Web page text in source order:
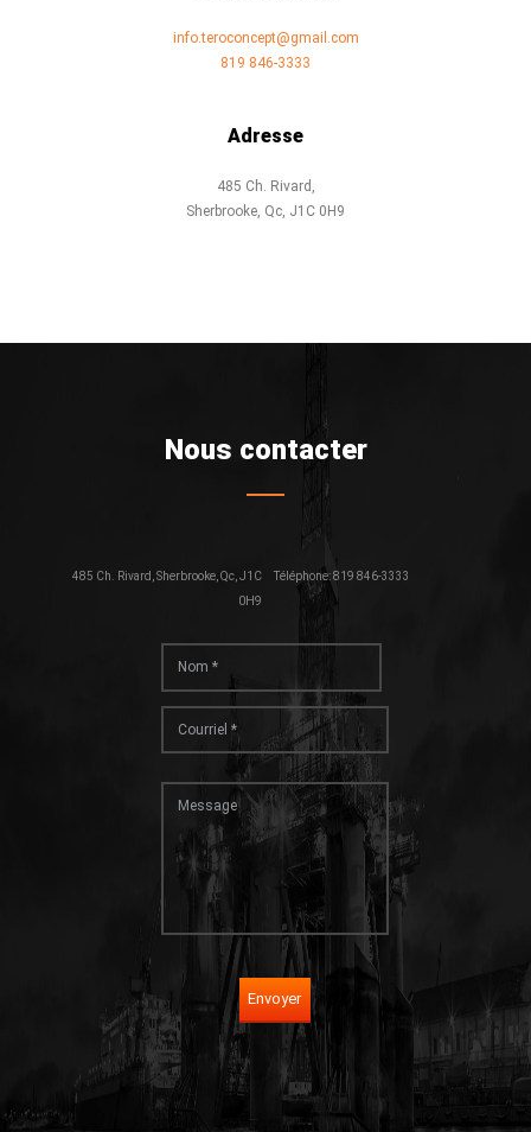
info.teroconcept@gmail.com
819 846-3333
Adresse
485 Ch. Rivard,
Sherbrooke, Qc, J1C 0H9
Nous contacter
Téléphone: 819 846-3333
485 Ch. Rivard, Sherbrooke, Qc, J1C
0H9
Envoyer